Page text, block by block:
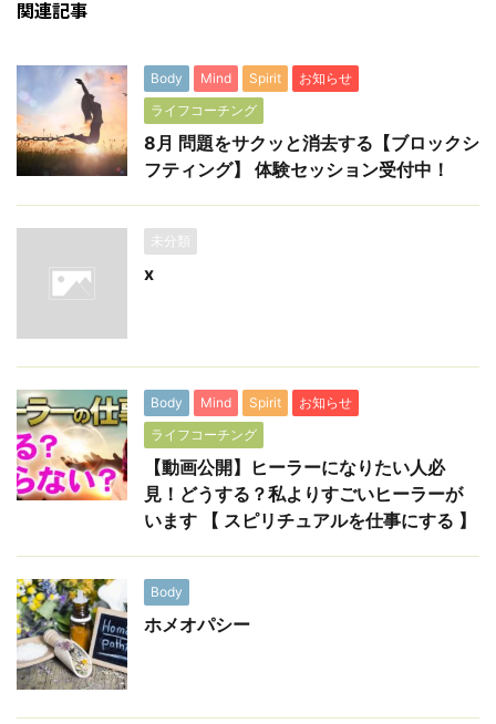
関連記事
Body Mind Spirit
お知らせ
ライフコーチング
8月 問題をサクッと消去する【ブロックシ
フティング】 体験セッション受付中！
未分類
x
Body Mind Spirit
お知らせ
ライフコーチング
【動画公開】ヒーラーになりたい人必
見！どうする？私よりすごいヒーラーが
います 【 スピリチュアルを仕事にする 】
Body
ホメオパシー